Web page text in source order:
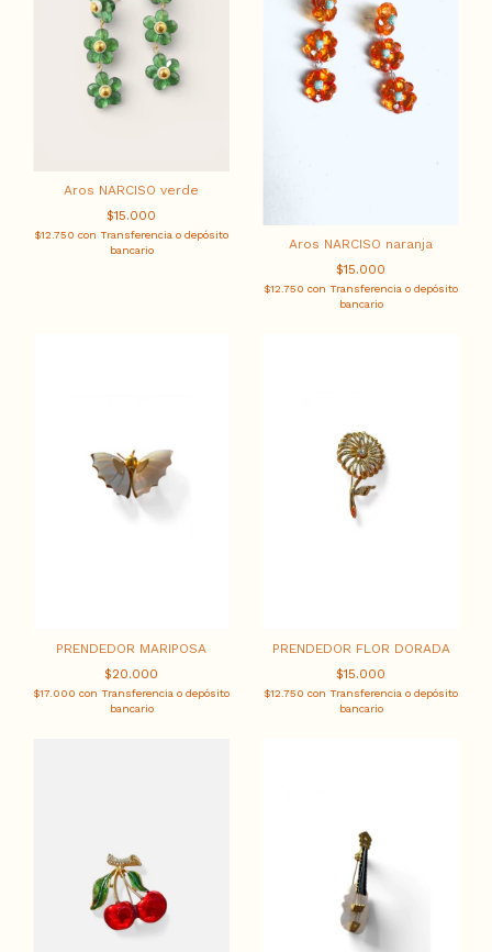
Aros NARCISO verde
$15.000
$12.750 con Transferencia o depósito
bancario
Aros NARCISO naranja
$15.000
$12.750 con Transferencia o depósito
bancario
PRENDEDOR MARIPOSA
$20.000
$17.000 con Transferencia o depósito
bancario
PRENDEDOR FLOR DORADA
$15.000
$12.750 con Transferencia o depósito
bancario